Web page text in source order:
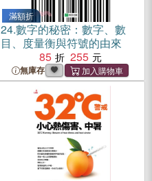
滿額折
24.數字的秘密：數字、數
目、度量衡與符號的由來
85
255
無庫存